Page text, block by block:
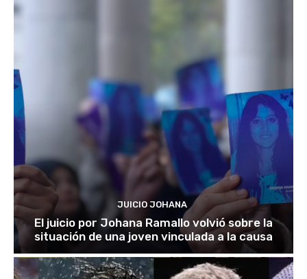
JUICIO JOHANA
El juicio por Johana Ramallo volvió sobre la
situación de una joven vinculada a la causa